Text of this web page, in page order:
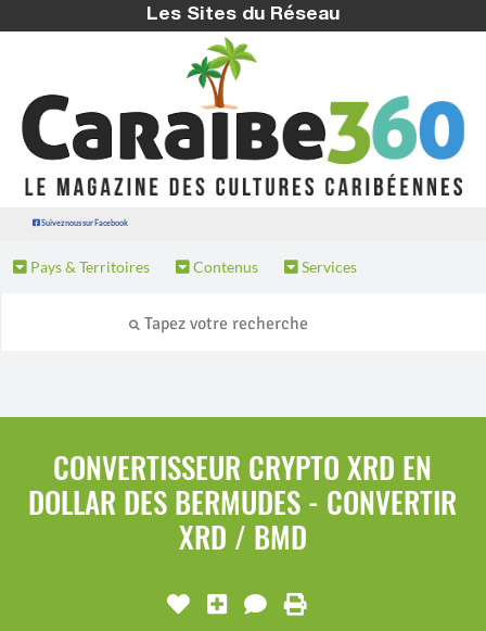
Les Sites du Réseau
Suivez nous sur Facebook
Pays & Territoires Contenus Services
CONVERTISSEUR CRYPTO XRD EN
DOLLAR DES BERMUDES - CONVERTIR
XRD / BMD